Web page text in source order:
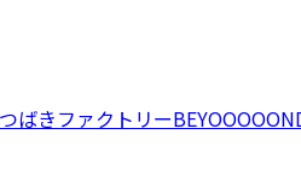
つばきファクトリー